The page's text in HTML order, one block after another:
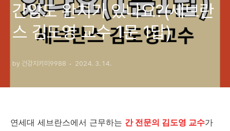
간암도 완치가 있나요?(세브란
스 김도영 교수 1문 1답)
by 건강지키미9988 2024. 3. 14.
연세대 세브란스에서 근무하는 간 전문의 김도영 교수가